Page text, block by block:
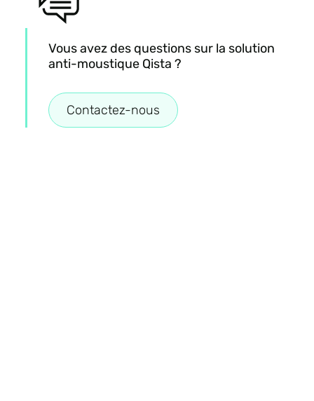
Vous avez des questions sur la solution
anti-moustique Qista ?
Contactez-nous